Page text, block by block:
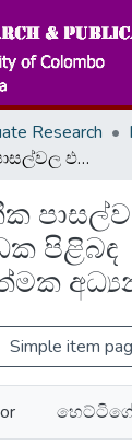
Research
ජ්‍යෙෂ්ඨ ද්විතීක පාසල්වල ඵලදායිතාව කෙරෙහි සාධක පිළිබඳ විශ්ලේෂණාත්මක අධ්‍යනයක්
පිළිබඳ
Simple item